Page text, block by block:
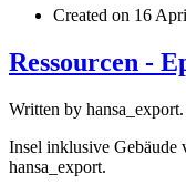
Created on 16
Ressourcen -
Written by hansa_export.
Insel inklusive Gebäude
hansa_export.